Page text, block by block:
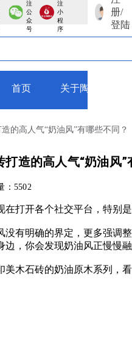
注
公
众
号
注
小
程
序
册/
登陆
首页 关于陶博会
的高人气“奶油风”有哪些不同？
打造的高人气“奶油风
：5502
在打开各个社交平台，特别
没有明确的界定，更多强调
边，你会发现奶油风正慢慢
美木石砖的奶油原木系列，